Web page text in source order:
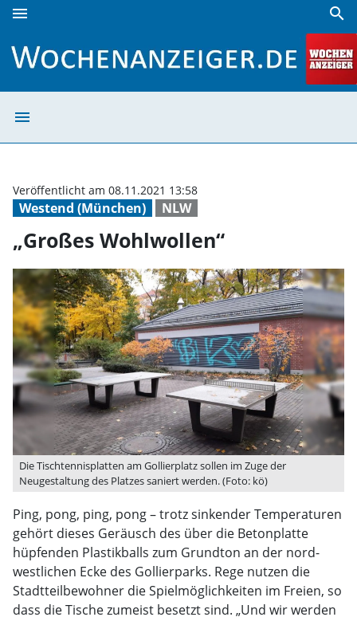
menu search
menu
Westend (München) NLW
Veröffentlicht am 08.11.2021 13:58
„Großes Wohlwollen“
Die Tischtennisplatten am Gollierplatz sollen im Zuge der
Neugestaltung des Platzes saniert werden. (Foto: kö)
Ping, pong, ping, pong – trotz sinkender Temperaturen
gehört dieses Geräusch des über die Betonplatte
hüpfenden Plastikballs zum Grundton an der nord-
westlichen Ecke des Gollierparks. Rege nutzen die
Stadtteilbewohner die Spielmöglichkeiten im Freien, so
dass die Tische zumeist besetzt sind. „Und wir werden